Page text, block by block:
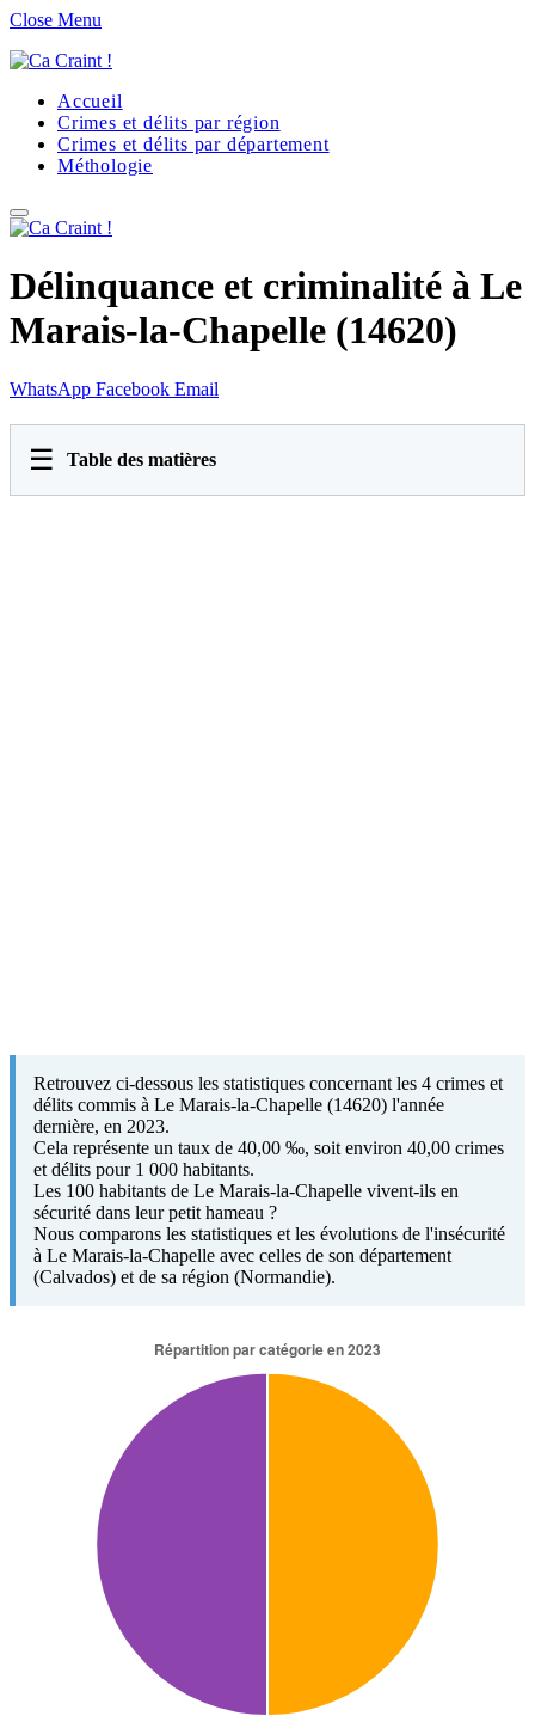
Close Menu
Accueil
Crimes et délits par région
Crimes et délits par département
Méthologie
Délinquance et criminalité à Le
Marais-la-Chapelle (14620)
WhatsApp Facebook Email
☰ Table des matières
Retrouvez ci-dessous les statistiques concernant les 4 crimes et
délits commis à Le Marais-la-Chapelle (14620) l'année
dernière, en 2023.
Cela représente un taux de 40,00 ‰, soit environ 40,00 crimes
et délits pour 1 000 habitants.
Les 100 habitants de Le Marais-la-Chapelle vivent-ils en
sécurité dans leur petit hameau ?
Nous comparons les statistiques et les évolutions de l'insécurité
à Le Marais-la-Chapelle avec celles de son département
(Calvados) et de sa région (Normandie).